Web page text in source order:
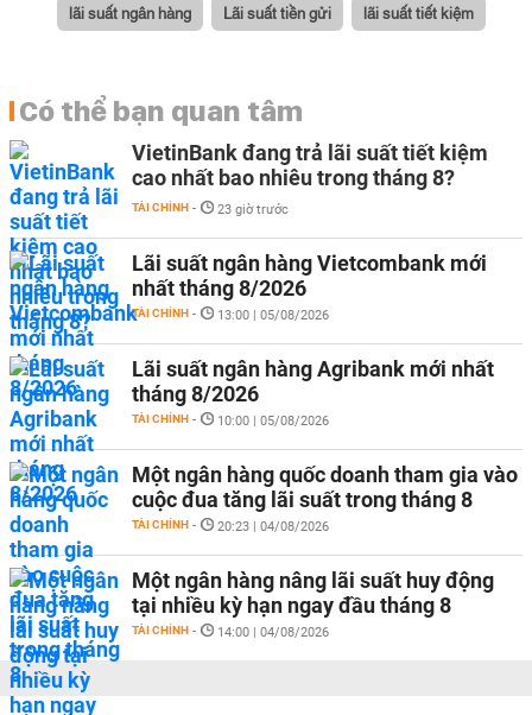
lãi suất ngân hàng Lãi suất tiền gửi lãi suất tiết kiệm
Có thể bạn quan tâm
VietinBank đang trả lãi suất tiết kiệm
cao nhất bao nhiêu trong tháng 8?
TÀI CHÍNH - 23 giờ trước
Lãi suất ngân hàng Vietcombank mới
nhất tháng 8/2026
TÀI CHÍNH - 13:00 | 05/08/2026
Lãi suất ngân hàng Agribank mới nhất
tháng 8/2026
TÀI CHÍNH - 10:00 | 05/08/2026
Một ngân hàng quốc doanh tham gia vào
cuộc đua tăng lãi suất trong tháng 8
TÀI CHÍNH - 20:23 | 04/08/2026
Một ngân hàng nâng lãi suất huy động
tại nhiều kỳ hạn ngay đầu tháng 8
TÀI CHÍNH - 14:00 | 04/08/2026